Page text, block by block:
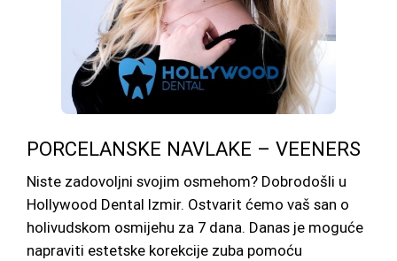
PORCELANSKE NAVLAKE – VEENERS
Niste zadovoljni svojim osmehom? Dobrodošli u
Hollywood Dental Izmir. Ostvarit ćemo vaš san o
holivudskom osmijehu za 7 dana. Danas je moguće
napraviti estetske korekcije zuba pomoću